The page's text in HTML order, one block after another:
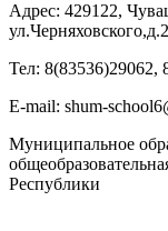
Адрес: 429122,
Тел: 8(83536)29062,
Е-mail: shum-
Муниципальное
Республики